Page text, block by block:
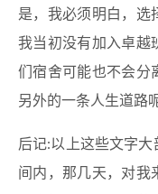
是，我必须明白，选
我当初没有加入卓越
们宿舍可能也不会分
另外的一条人生道路
后记:以上这些文字
间内，那几天，对我